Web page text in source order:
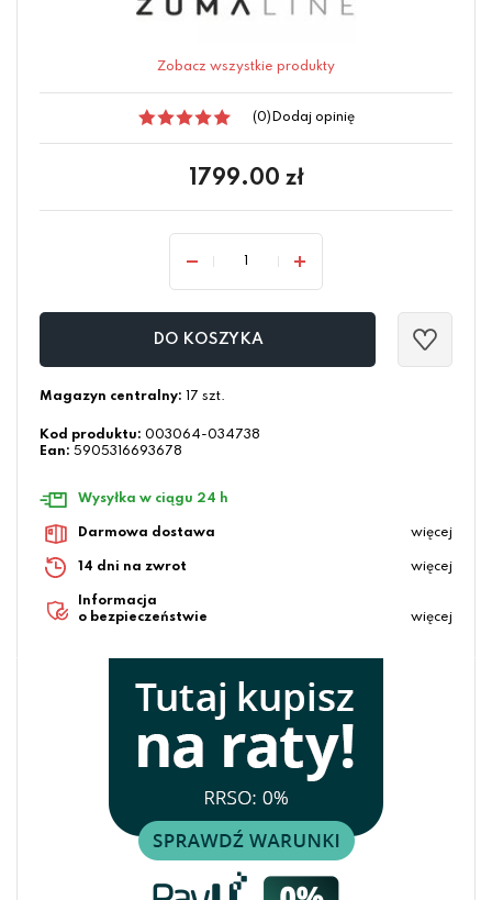
Zobacz wszystkie produkty
(0) Dodaj opinię
1799.00 zł
DO KOSZYKA
Magazyn centralny: 17 szt.
Kod produktu: 003064-034738
Ean: 5905316693678
Wysyłka w ciągu 24 h
Darmowa dostawa więcej
14 dni na zwrot więcej
Informacja
o bezpieczeństwie
więcej